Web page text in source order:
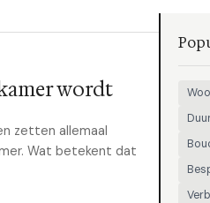
wordt
zetten allemaal
Wat betekent dat